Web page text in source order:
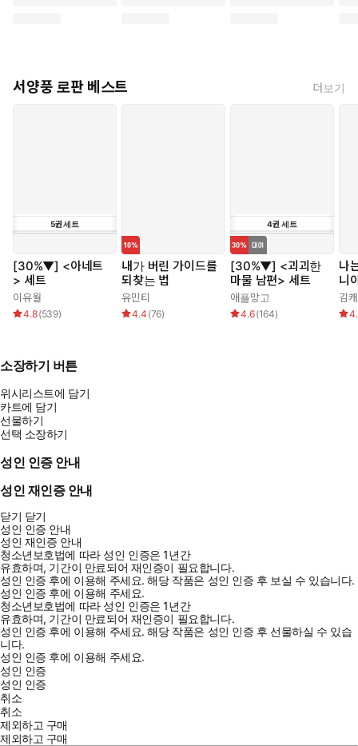
서양풍 로판 베스트 더보기
5권세트
[30%▼] <아네트
> 세트
이유월
4.8(539)
내가 버린 가이드를
되찾는 법
유민티
4.4 (76)
4권세트
[30%▼] <괴괴한
마물 남편> 세트
애플망고
4.6(164)
나
니
김
소장하기 버튼
위시리스트에 담기
카트에 담기
선물하기
선택 소장하기
성인 인증 안내
성인 재인증 안내
닫기 닫기
성인 인증 안내
성인 재인증 안내
청소년보호법에 따라 성인 인증은 1년간
유효하며, 기간이 만료되어 재인증이 필요합니다.
성인 인증 후에 이용해 주세요.해당 작품은 성인 인증 후 보실 수 있습니다.
성인 인증 후에 이용해 주세요.
청소년보호법에 따라 성인 인증은 1년간
유효하며, 기간이 만료되어 재인증이 필요합니다.
성인 인증 후에 이용해 주세요.해당 작품은 성인 인증 후 선물하실 수 있습
니다.
성인 인증 후에 이용해 주세요.
성인 인증
성인 인증
취소
취소
제외하고 구매
제외하고 구매